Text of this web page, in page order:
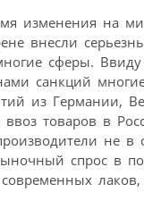
изменения на
внесли
сферы.
санкций
из Германии,
товаров в
не в
спрос в
современных